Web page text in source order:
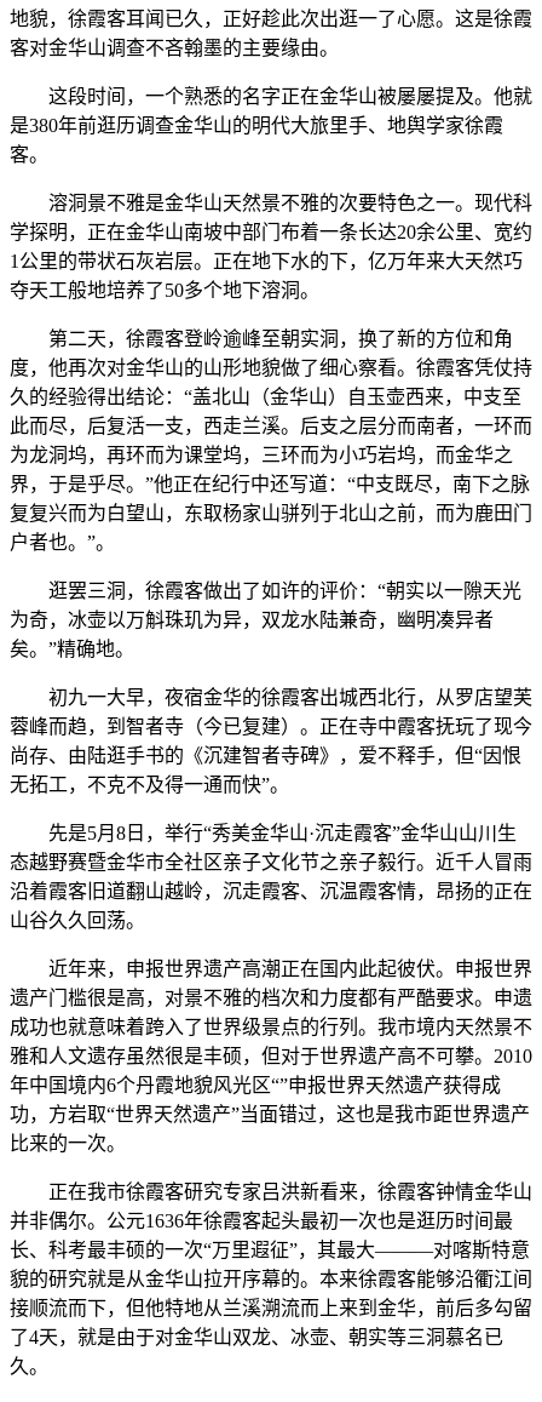
地貌，徐霞客耳闻已久，正好趁此次出逛一了心愿。这是徐霞
客对金华山调查不吝翰墨的主要缘由。
这段时间，一个熟悉的名字正在金华山被屡屡提及。他就
是380年前逛历调查金华山的明代大旅里手、地舆学家徐霞
客。
溶洞景不雅是金华山天然景不雅的次要特色之一。现代科
学探明，正在金华山南坡中部门布着一条长达20余公里、宽约
1公里的带状石灰岩层。正在地下水的下，亿万年来大天然巧
夺天工般地培养了50多个地下溶洞。
第二天，徐霞客登岭逾峰至朝实洞，换了新的方位和角
度，他再次对金华山的山形地貌做了细心察看。徐霞客凭仗持
久的经验得出结论：“盖北山（金华山）自玉壶西来，中支至
此而尽，后复活一支，西走兰溪。后支之层分而南者，一环而
为龙洞坞，再环而为课堂坞，三环而为小巧岩坞，而金华之
界，于是乎尽。”他正在纪行中还写道：“中支既尽，南下之脉
复复兴而为白望山，东取杨家山骈列于北山之前，而为鹿田门
户者也。”。
逛罢三洞，徐霞客做出了如许的评价：“朝实以一隙天光
为奇，冰壶以万斛珠玑为异，双龙水陆兼奇，幽明凑异者
矣。”精确地。
初九一大早，夜宿金华的徐霞客出城西北行，从罗店望芙
蓉峰而趋，到智者寺（今已复建）。正在寺中霞客抚玩了现今
尚存、由陆逛手书的《沉建智者寺碑》，爱不释手，但“因恨
无拓工，不克不及得一通而快”。
先是5月8日，举行“秀美金华山·沉走霞客”金华山山川生
态越野赛暨金华市全社区亲子文化节之亲子毅行。近千人冒雨
沿着霞客旧道翻山越岭，沉走霞客、沉温霞客情，昂扬的正在
山谷久久回荡。
近年来，申报世界遗产高潮正在国内此起彼伏。申报世界
遗产门槛很是高，对景不雅的档次和力度都有严酷要求。申遗
成功也就意味着跨入了世界级景点的行列。我市境内天然景不
雅和人文遗存虽然很是丰硕，但对于世界遗产高不可攀。2010
年中国境内6个丹霞地貌风光区“”申报世界天然遗产获得成
功，方岩取“世界天然遗产”当面错过，这也是我市距世界遗产
比来的一次。
正在我市徐霞客研究专家吕洪新看来，徐霞客钟情金华山
并非偶尔。公元1636年徐霞客起头最初一次也是逛历时间最
长、科考最丰硕的一次“万里遐征”，其最大———对喀斯特意
貌的研究就是从金华山拉开序幕的。本来徐霞客能够沿衢江间
接顺流而下，但他特地从兰溪溯流而上来到金华，前后多勾留
了4天，就是由于对金华山双龙、冰壶、朝实等三洞慕名已
久。